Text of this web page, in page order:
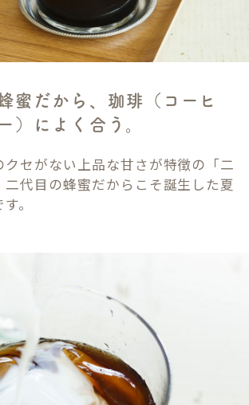
蜜だから、珈琲（コーヒ
ー）によく合う。
クセがない上品な甘さが特徴の「二
代目の蜂蜜だからこそ誕生した夏
。